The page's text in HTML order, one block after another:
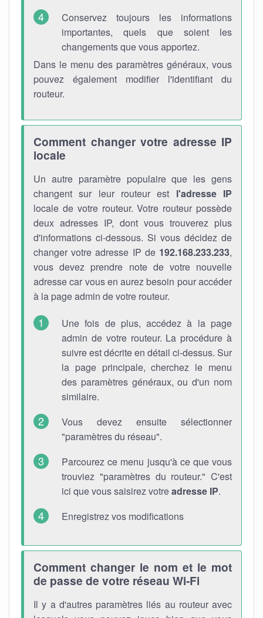
Conservez toujours les informations
importantes, quels que soient les
changements que vous apportez.
Dans le menu des paramètres généraux, vous
pouvez également modifier l'identifiant du
routeur.
Comment changer votre adresse IP
locale
Un autre paramètre populaire que les gens
changent sur leur routeur est l'adresse IP
locale de votre routeur. Votre routeur possède
deux adresses IP, dont vous trouverez plus
d'informations ci-dessous. Si vous décidez de
changer votre adresse IP de 192.168.233.233,
vous devez prendre note de votre nouvelle
adresse car vous en aurez besoin pour accéder
à la page admin de votre routeur.
Une fois de plus, accédez à la page
admin de votre routeur. La procédure à
suivre est décrite en détail ci-dessus. Sur
la page principale, cherchez le menu
des paramètres généraux, ou d'un nom
similaire.
Vous devez ensuite sélectionner
"paramètres du réseau".
Parcourez ce menu jusqu'à ce que vous
trouviez "paramètres du routeur." C'est
ici que vous saisirez votreadresse IP.
Enregistrez vos modifications
Comment changer le nom et le mot
de passe de votre réseau Wi-Fi
Il y a d'autres paramètres liés au routeur avec